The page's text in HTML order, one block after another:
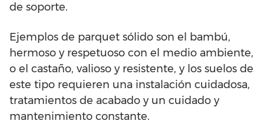
de soporte.
Ejemplos de parquet sólido son el bambú,
hermoso y respetuoso con el medio ambiente,
o el castaño, valioso y resistente, y los suelos de
este tipo requieren una instalación cuidadosa,
tratamientos de acabado y un cuidado y
mantenimiento constante.